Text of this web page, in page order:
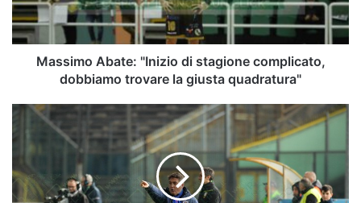
dobbiamo
trovare
la
giusta
quadratura"
Massimo Abate: "Inizio di stagione complicato,
dobbiamo trovare la giusta quadratura"
Mercato
Foggia,
il
dopo